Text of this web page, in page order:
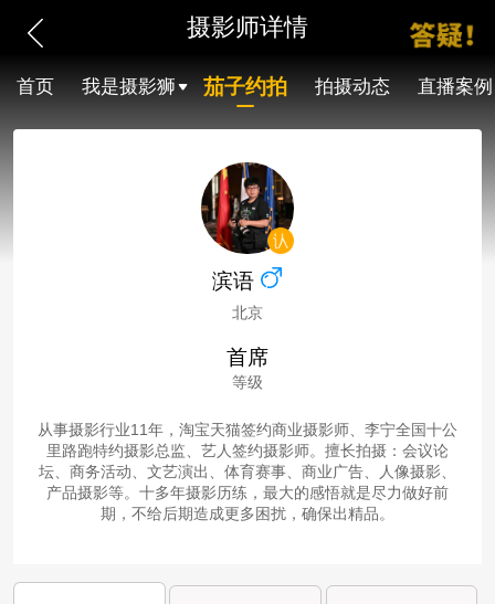
摄影师详情
首页 我是摄影狮 茄子约拍 拍摄动态 直播案例
滨语
北京
首席
等级
从事摄影行业11年，淘宝天猫签约商业摄影师、李宁全国十公
里路跑特约摄影总监、艺人签约摄影师。擅长拍摄：会议论
坛、商务活动、文艺演出、体育赛事、商业广告、人像摄影、
产品摄影等。十多年摄影历练，最大的感悟就是尽力做好前
期，不给后期造成更多困扰，确保出精品。